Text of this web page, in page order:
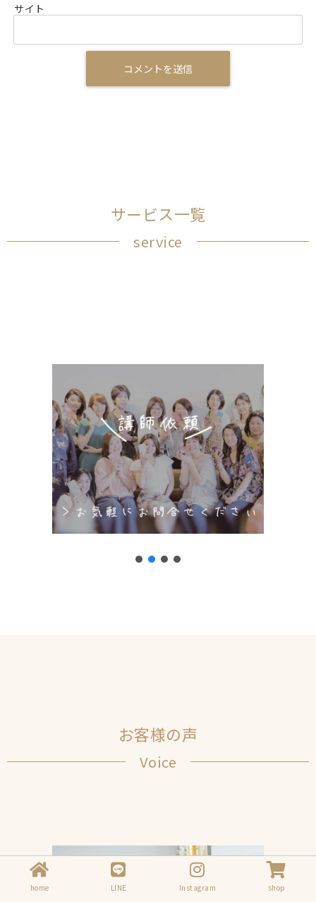
サイト
サービス一覧
service
お客様の声
Voice
home LINE Instagram shop